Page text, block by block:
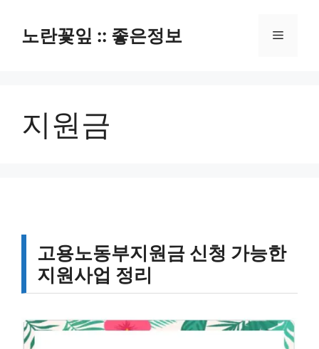
노란꽃잎 :: 좋은정보 메
지원금
고용노동부지원금 신청 가능한
지원사업 정리